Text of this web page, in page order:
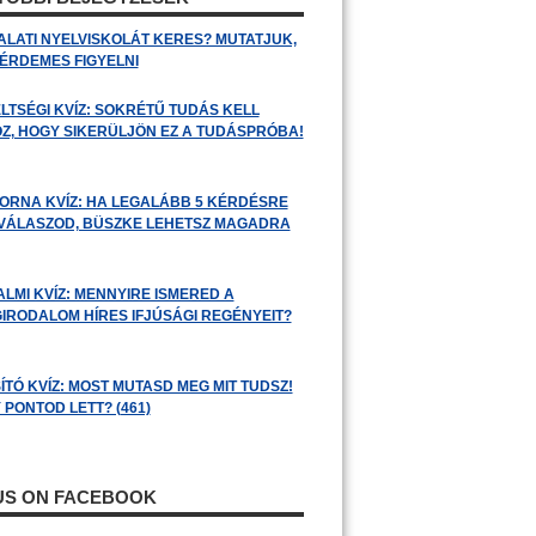
NYELVISKOLÁT KERES? MUTATJUK,
FIGYELNI
KVÍZ: SOKRÉTŰ TUDÁS KELL
HOGY SIKERÜLJÖN EZ A TUDÁSPRÓBA!
KVÍZ: HA LEGALÁBB 5 KÉRDÉSRE
BÜSZKE LEHETSZ MAGADRA
KVÍZ: MENNYIRE ISMERED A
HÍRES IFJÚSÁGI REGÉNYEIT?
KVÍZ: MOST MUTASD MEG MIT TUDSZ!
LETT? (461)
ON FACEBOOK